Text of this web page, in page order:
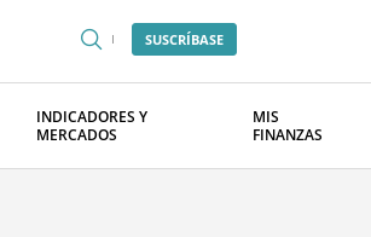
SUSCRÍBASE
INDICADORES Y
MERCADOS
MIS
FINANZAS